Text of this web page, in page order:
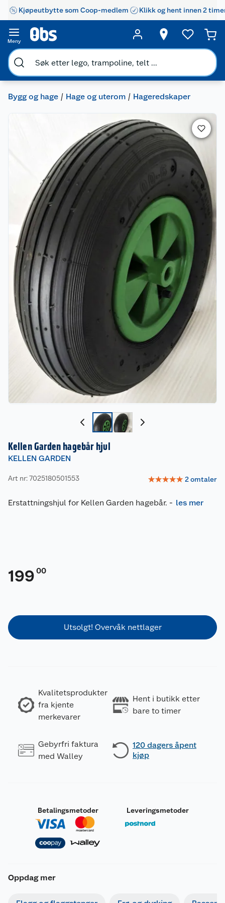
Kjøpeutbytte som Coop-medlem Klikk og hent innen 2
Meny
Bygg og hage Hage og uterom Hageredskaper
Kellen Garden hagebår hjul
KELLEN GARDEN
Art nr: 7025180501553 ☆☆☆☆☆ 2omtaler
Erstattningshjul for Kellen Garden hagebår. - les mer
199 00
Utsolgt! Overvåk nettlager
Kvalitetsprodukter
fra kjente
merkevarer
Hent i butikk etter
bare to timer
Gebyrfri faktura
med Walley
120 dagers åpent
kjøp
Betalingsmetoder Leveringsmetoder
Oppdag mer